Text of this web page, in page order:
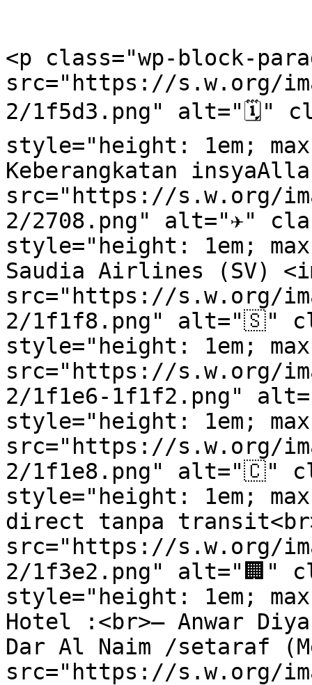
<p class="wp-block-
src="https://s.w.org/
2/1f5d3.png" alt="🗓"
style="height: 1em;
Keberangkatan
src="https://s.w.org/
2/2708.png" alt="✈"
style="height: 1em;
Saudia Airlines (SV)
src="https://s.w.org/
2/1f1f8.png" alt="🇸"
style="height: 1em;
src="https://s.w.org/
2/1f1e6-1f1f2.png"
style="height: 1em;
src="https://s.w.org/
2/1f1e8.png" alt="🇨"
style="height: 1em;
direct tanpa
src="https://s.w.org/
2/1f3e2.png" alt="🏢"
style="height: 1em;
Hotel :<br>– Anwar
Dar Al Naim /setaraf
src="https://s.w.org/